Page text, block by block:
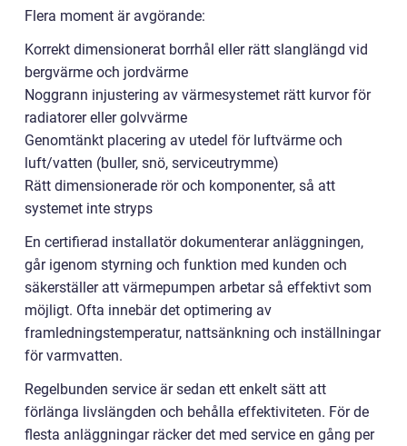
Flera moment är avgörande:
Korrekt dimensionerat borrhål eller rätt slanglängd vid
bergvärme och jordvärme
Noggrann injustering av värmesystemet rätt kurvor för
radiatorer eller golvvärme
Genomtänkt placering av utedel för luftvärme och
luft/vatten (buller, snö, serviceutrymme)
Rätt dimensionerade rör och komponenter, så att
systemet inte stryps
En certifierad installatör dokumenterar anläggningen,
går igenom styrning och funktion med kunden och
säkerställer att värmepumpen arbetar så effektivt som
möjligt. Ofta innebär det optimering av
framledningstemperatur, nattsänkning och inställningar
för varmvatten.
Regelbunden service är sedan ett enkelt sätt att
förlänga livslängden och behålla effektiviteten. För de
flesta anläggningar räcker det med service en gång per